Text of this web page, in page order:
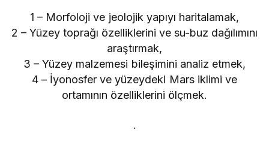
1 – Morfoloji ve jeolojik yapıyı haritalamak,
2 – Yüzey toprağı özelliklerini ve su-buz dağılımını
araştırmak,
3 – Yüzey malzemesi bileşimini analiz etmek,
4 – İyonosfer ve yüzeydeki Mars iklimi ve
ortamının özelliklerini ölçmek.
.